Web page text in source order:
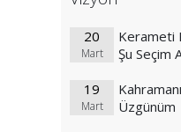
20
Mart
Kerameti
Şu Seçim
19
Mart
Üzgünüm